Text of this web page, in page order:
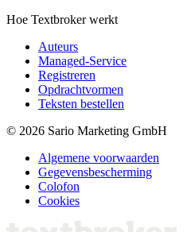
Hoe Textbroker werkt
Auteurs
Managed-Service
Registreren
Opdrachtvormen
Teksten bestellen
© 2026 Sario Marketing GmbH
Algemene voorwaarden
Gegevensbescherming
Colofon
Cookies